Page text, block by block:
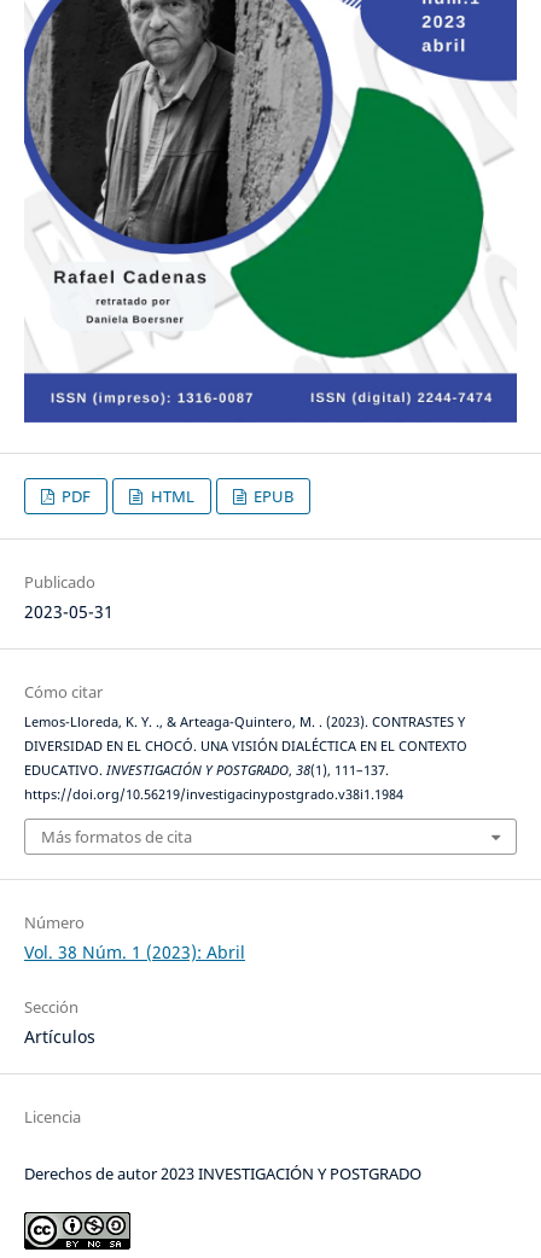
PDF HTML EPUB
Publicado
2023-05-31
Cómo citar
Lemos-Lloreda, K. Y. ., & Arteaga-Quintero, M. . (2023). CONTRASTES Y
DIVERSIDAD EN EL CHOCÓ. UNA VISIÓN DIALÉCTICA EN EL CONTEXTO
EDUCATIVO. INVESTIGACIÓN Y POSTGRADO, 38(1), 111–137.
https://doi.org/10.56219/investigacinypostgrado.v38i1.1984
Más formatos de cita
Número
Vol. 38 Núm. 1 (2023): Abril
Sección
Artículos
Licencia
Derechos de autor 2023 INVESTIGACIÓN Y POSTGRADO